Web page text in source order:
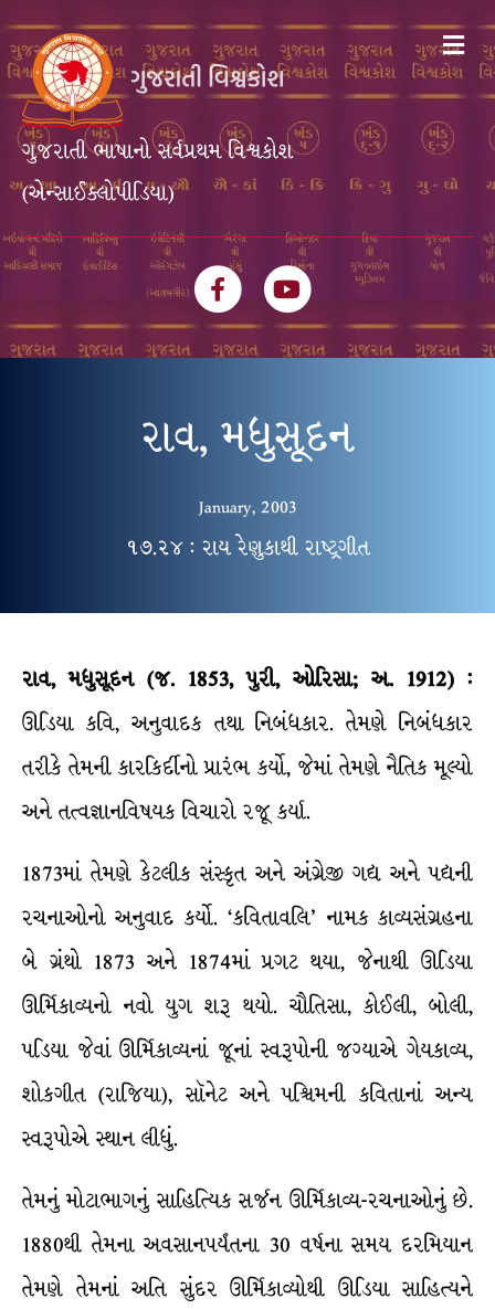
ગુજરાતી ભાષાનો સર્વપ્રથમ વિશ્વકોશ
(એન્સાઈક્લોપીડિયા)
FacebookYoutube
રાવ, મધુસૂદન
January, 2003
૧૭.૨૪ : રાય રેણુકાથી રાષ્ટ્રગીત
રાવ, મધુસૂદન (જ. 1853, પુરી, ઓરિસા; અ. 1912) :
ઊડિયા કવિ, અનુવાદક તથા નિબંધકાર. તેમણે નિબંધકાર
તરીકે તેમની કારકિર્દીનો પ્રારંભ કર્યો, જેમાં તેમણે નૈતિક મૂલ્યો
અને તત્વજ્ઞાનવિષયક વિચારો રજૂ કર્યા.
1873માં તેમણે કેટલીક સંસ્કૃત અને અંગ્રેજી ગદ્ય અને પદ્યની
રચનાઓનો અનુવાદ કર્યો. ‘કવિતાવલિ’ નામક કાવ્યસંગ્રહના
બે ગ્રંથો 1873 અને 1874માં પ્રગટ થયા, જેનાથી ઊડિયા
ઊર્મિકાવ્યનો નવો યુગ શરૂ થયો. ચૌતિસા, કોઈલી, બોલી,
પડિયા જેવાં ઊર્મિકાવ્યનાં જૂનાં સ્વરૂપોની જગ્યાએ ગેયકાવ્ય,
શોકગીત (રાજિયા), સૉનેટ અને પશ્ચિમની કવિતાનાં અન્ય
સ્વરૂપોએ સ્થાન લીધું.
તેમનું મોટાભાગનું સાહિત્યિક સર્જન ઊર્મિકાવ્ય-રચનાઓનું છે.
1880થી તેમના અવસાનપર્યંતના 30 વર્ષના સમય દરમિયાન
તેમણે તેમનાં અતિ સુંદર ઊર્મિકાવ્યોથી ઊડિયા સાહિત્યને